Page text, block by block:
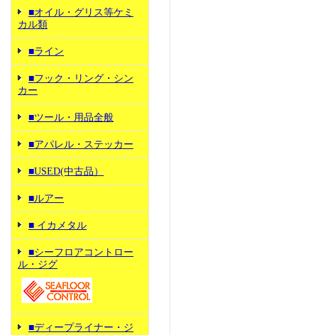
■オイル・グリス等ケミ
カル類
■ライン
■フック・リング・シン
カー
■ツール・用品全般
■アパレル・ステッカー
■USED(中古品）
■ルアー
■ イカメタル
■シーフロアコントロー
ル・ジグ
■ディープライナー・ジ